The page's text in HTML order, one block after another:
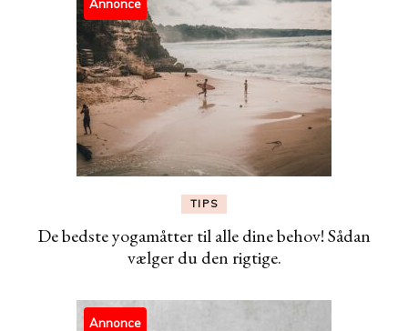
Annonce
TIPS
De bedste yogamåtter til alle dine behov! Sådan
vælger du den rigtige.
Annonce